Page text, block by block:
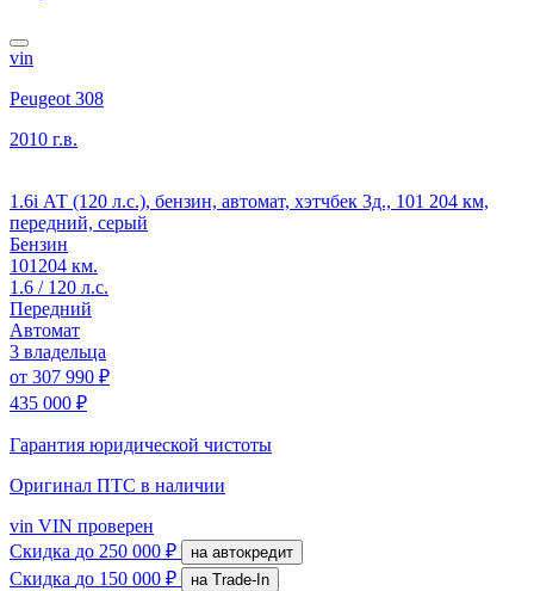
vin
Peugeot 308
2010 г.в.
1.6i АТ (120 л.с.), бензин, автомат, хэтчбек 3д., 101 204 км,
передний, серый
Бензин
101204 км.
1.6 / 120 л.с.
Передний
Автомат
3 владельца
от 307 990 ₽
435 000 ₽
Гарантия юридической чистоты
Оригинал ПТС в наличии
vin VIN проверен
Скидка до 250 000 ₽ на автокредит
Скидка до 150 000 ₽
на Trade-In